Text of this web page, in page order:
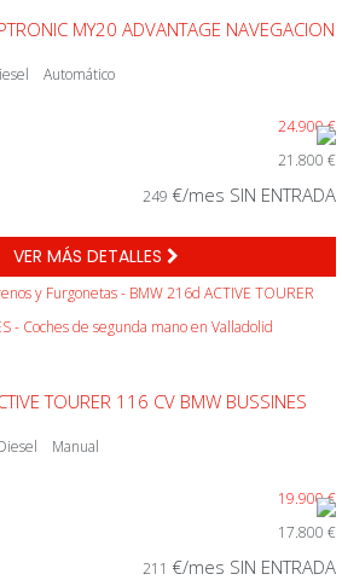
MY20 ADVANTAGE NAVEGACION
Automático
24.900 €
21.800 €
249 €/mes SIN ENTRADA
VER MÁS DETALLES
TOURER 116 CV BMW BUSSINES
Manual
19.900 €
17.800 €
211 €/mes SIN ENTRADA